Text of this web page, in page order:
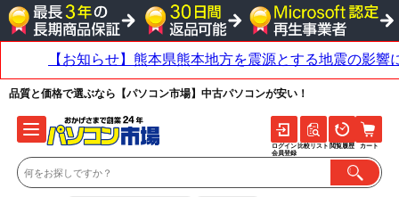
品質と価格で選ぶなら【パソコン市場】中古パソコンが安い！
ログイン
会員登録
比較リスト 閲覧履歴 カート